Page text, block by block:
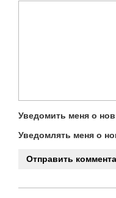
Уведомить меня о
Уведомлять меня о